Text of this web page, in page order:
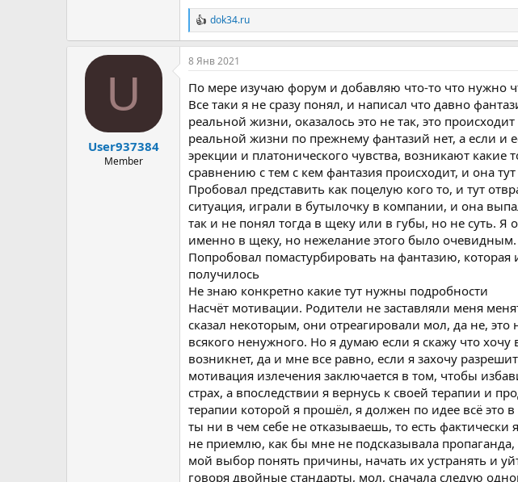
Р
е
а
к
и
и
dok34.ru
U
User937384
Member
8 Янв 2021
По мере изучаю форум и добавляю что-то что нужно
Все таки я не сразу понял, и написал что давно
реальной жизни, оказалось это не так, это
реальной жизни по прежнему фантазий нет, а если и
эрекции и платонического чувства, возникают
сравнению с тем с кем фантазия происходит, и она
Пробовал представить как поцелую кого то, и тут
ситуация, играли в бутылочку в компании, и она
так и не понял тогда в щеку или в губы, но не суть. Я
именно в щеку, но нежелание этого было очевидным.
Попробовал помастурбировать на фантазию,
получилось
Не знаю конкретно какие тут нужны подробности
Насчёт мотивации. Родители не заставляли меня
сказал некоторым, они отреагировали мол, да не,
всякого ненужного. Но я думаю если я скажу что
возникнет, да и мне все равно, если я захочу
мотивация излечения заключается в том, чтобы
страх, а впоследствии я вернусь к своей терапии и
терапии которой я прошёл, я должен по идее всё это
ты ни в чем себе не отказываешь, то есть фактически
не приемлю, как бы мне не подсказывала
мой выбор понять причины, начать их устранять и
говоря двойные стандарты, мол, сначала следую